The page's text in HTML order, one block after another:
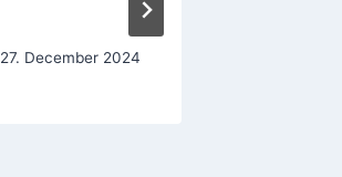
27. December 2024